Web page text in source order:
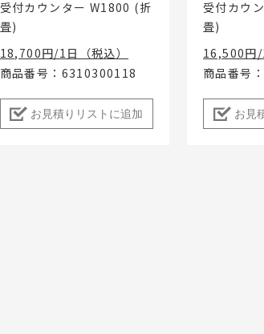
受付カウンター W1800 (折
畳)
18,700円/1日（税込）
商品番号：6310300118
お見積りリストに追加
受付カウ
畳)
16,500円/
商品番号
お見